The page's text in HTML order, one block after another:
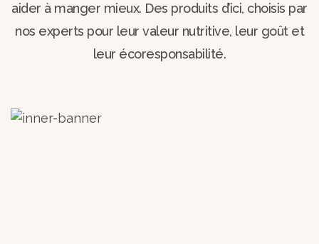
aider à manger mieux. Des produits d’ici, choisis par
nos experts pour leur valeur nutritive, leur goût et
leur écoresponsabilité.